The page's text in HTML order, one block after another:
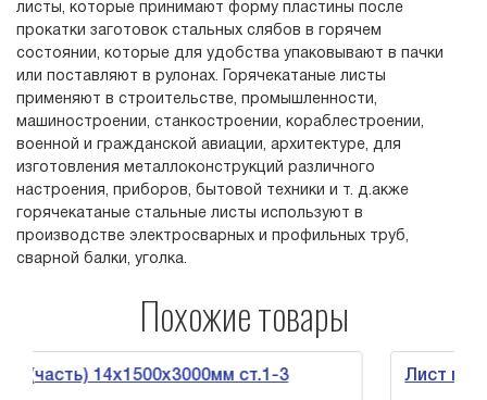
листы, которые принимают форму пластины после
прокатки заготовок стальных слябов в горячем
состоянии, которые для удобства упаковывают в пачки
или поставляют в рулонах. Горячекатаные листы
применяют в строительстве, промышленности,
машиностроении, станкостроении, кораблестроении,
военной и гражданской авиации, архитектуре, для
изготовления металлоконструкций различного
настроения, приборов, бытовой техники и т. д.акже
горячекатаные стальные листы используют в
производстве электросварных и профильных труб,
сварной балки, уголка.
Похожие товары
14х1500х3000мм ст.1-3 Лист г/к(часть)